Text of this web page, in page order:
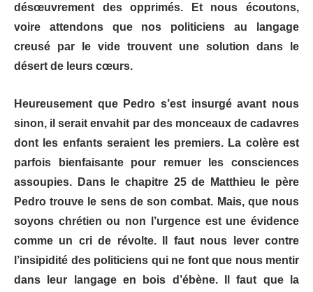
désœuvrement des opprimés. Et nous écoutons,
voire attendons que nos politiciens au langage
creusé par le vide trouvent une solution dans le
désert de leurs cœurs.
Heureusement que Pedro s’est insurgé avant nous
sinon, il serait envahit par des monceaux de cadavres
dont les enfants seraient les premiers. La colère est
parfois bienfaisante pour remuer les consciences
assoupies. Dans le chapitre 25 de Matthieu le père
Pedro trouve le sens de son combat. Mais, que nous
soyons chrétien ou non l’urgence est une évidence
comme un cri de révolte. Il faut nous lever contre
l’insipidité des politiciens qui ne font que nous mentir
dans leur langage en bois d’ébène. Il faut que la